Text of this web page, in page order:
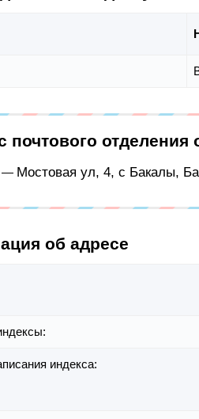
почтового
— Мостовая ул, 4, с Бакалы,
об адресе
индекса: